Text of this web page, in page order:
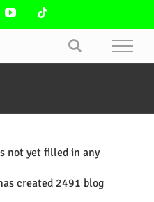
YouTube
not yet filled in any
created 2491 blog